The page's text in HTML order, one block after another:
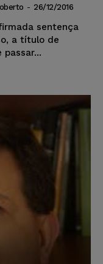
- 26/12/2016
sentença
a título de
passar...